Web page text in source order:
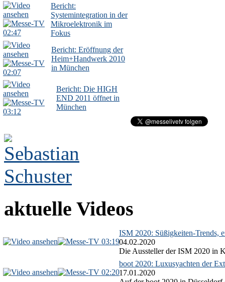
02:47
Bericht:
Systemintegration in der
Mikroelektronik im
Fokus
02:07
Bericht: Eröffnung der
Heim+Handwerk 2010
in München
03:12
Bericht: Die HIGH
END 2011 öffnet in
München
aktuelle Videos
03:19
ISM 2020: Süßigkeiten-Trends,
04.02.2020
Die Aussteller der ISM 2020 in
02:20
boot 2020: Luxusyachten der
17.01.2020